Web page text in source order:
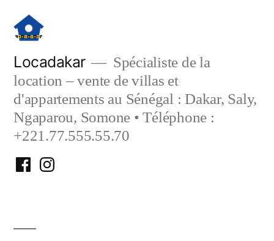
contenu
Locadakar
Spécialiste de la
location – vente de villas et
d'appartements au Sénégal : Dakar, Saly,
Ngaparou, Somone • Téléphone :
+221.77.555.55.70
FacebookInstagram